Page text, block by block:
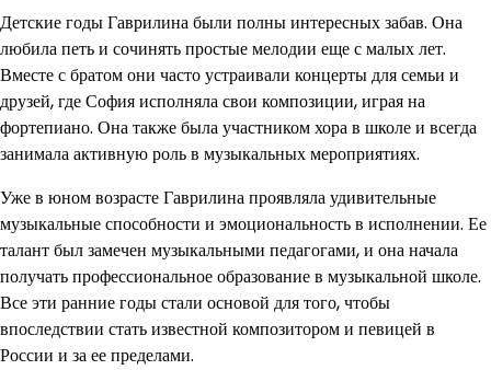
Детские годы Гаврилина были полны интересных забав. Она
любила петь и сочинять простые мелодии еще с малых лет.
Вместе с братом они часто устраивали концерты для семьи и
друзей, где София исполняла свои композиции, играя на
фортепиано. Она также была участником хора в школе и всегда
занимала активную роль в музыкальных мероприятиях.
Уже в юном возрасте Гаврилина проявляла удивительные
музыкальные способности и эмоциональность в исполнении. Ее
талант был замечен музыкальными педагогами, и она начала
получать профессиональное образование в музыкальной школе.
Все эти ранние годы стали основой для того, чтобы
впоследствии стать известной композитором и певицей в
России и за ее пределами.